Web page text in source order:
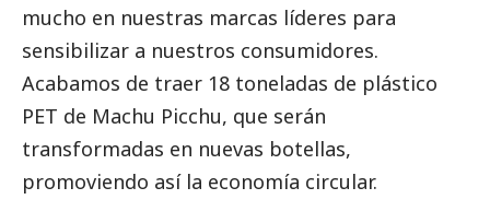
mucho en nuestras marcas líderes para
sensibilizar a nuestros consumidores.
Acabamos de traer 18 toneladas de plástico
PET de Machu Picchu, que serán
transformadas en nuevas botellas,
promoviendo así la economía circular.